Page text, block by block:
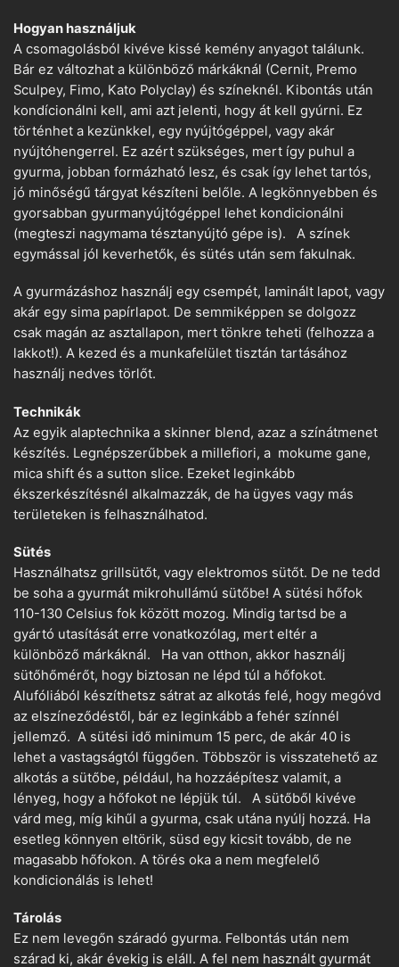
Hogyan használjuk
A csomagolásból kivéve kissé kemény anyagot találunk.
Bár ez változhat a különböző márkáknál (Cernit, Premo
Sculpey, Fimo, Kato Polyclay) és színeknél. Kibontás után
kondícionálni kell, ami azt jelenti, hogy át kell gyúrni. Ez
történhet a kezünkkel, egy nyújtógéppel, vagy akár
nyújtóhengerrel. Ez azért szükséges, mert így puhul a
gyurma, jobban formázható lesz, és csak így lehet tartós,
jó minőségű tárgyat készíteni belőle. A legkönnyebben és
gyorsabban gyurmanyújtógéppel lehet kondicionálni
(megteszi nagymama tésztanyújtó gépe is). A színek
egymással jól keverhetők, és sütés után sem fakulnak.
A gyurmázáshoz használj egy csempét, laminált lapot, vagy
akár egy sima papírlapot. De semmiképpen se dolgozz
csak magán az asztallapon, mert tönkre teheti (felhozza a
lakkot!). A kezed és a munkafelület tisztán tartásához
használj nedves törlőt.
Technikák
Az egyik alaptechnika a skinner blend, azaz a színátmenet
készítés. Legnépszerűbbek a millefiori, a mokume gane,
mica shift és a sutton slice. Ezeket leginkább
ékszerkészítésnél alkalmazzák, de ha ügyes vagy más
területeken is felhasználhatod.
Sütés
Használhatsz grillsütőt, vagy elektromos sütőt. De ne tedd
be soha a gyurmát mikrohullámú sütőbe! A sütési hőfok
110-130 Celsius fok között mozog. Mindig tartsd be a
gyártó utasítását erre vonatkozólag, mert eltér a
különböző márkáknál. Ha van otthon, akkor használj
sütőhőmérőt, hogy biztosan ne lépd túl a hőfokot.
Alufóliából készíthetsz sátrat az alkotás felé, hogy megóvd
az elszíneződéstől, bár ez leginkább a fehér színnél
jellemző. A sütési idő minimum 15 perc, de akár 40 is
lehet a vastagságtól függően. Többször is visszatehető az
alkotás a sütőbe, például, ha hozzáépítesz valamit, a
lényeg, hogy a hőfokot ne lépjük túl. A sütőből kivéve
várd meg, míg kihűl a gyurma, csak utána nyúlj hozzá. Ha
esetleg könnyen eltörik, süsd egy kicsit tovább, de ne
magasabb hőfokon. A törés oka a nem megfelelő
kondicionálás is lehet!
Tárolás
Ez nem levegőn száradó gyurma. Felbontás után nem
szárad ki, akár évekig is eláll. A fel nem használt gyurmát